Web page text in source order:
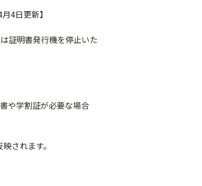
4日更新】
証明書発行機を停止いた
や学割証が必要な場合
されます。